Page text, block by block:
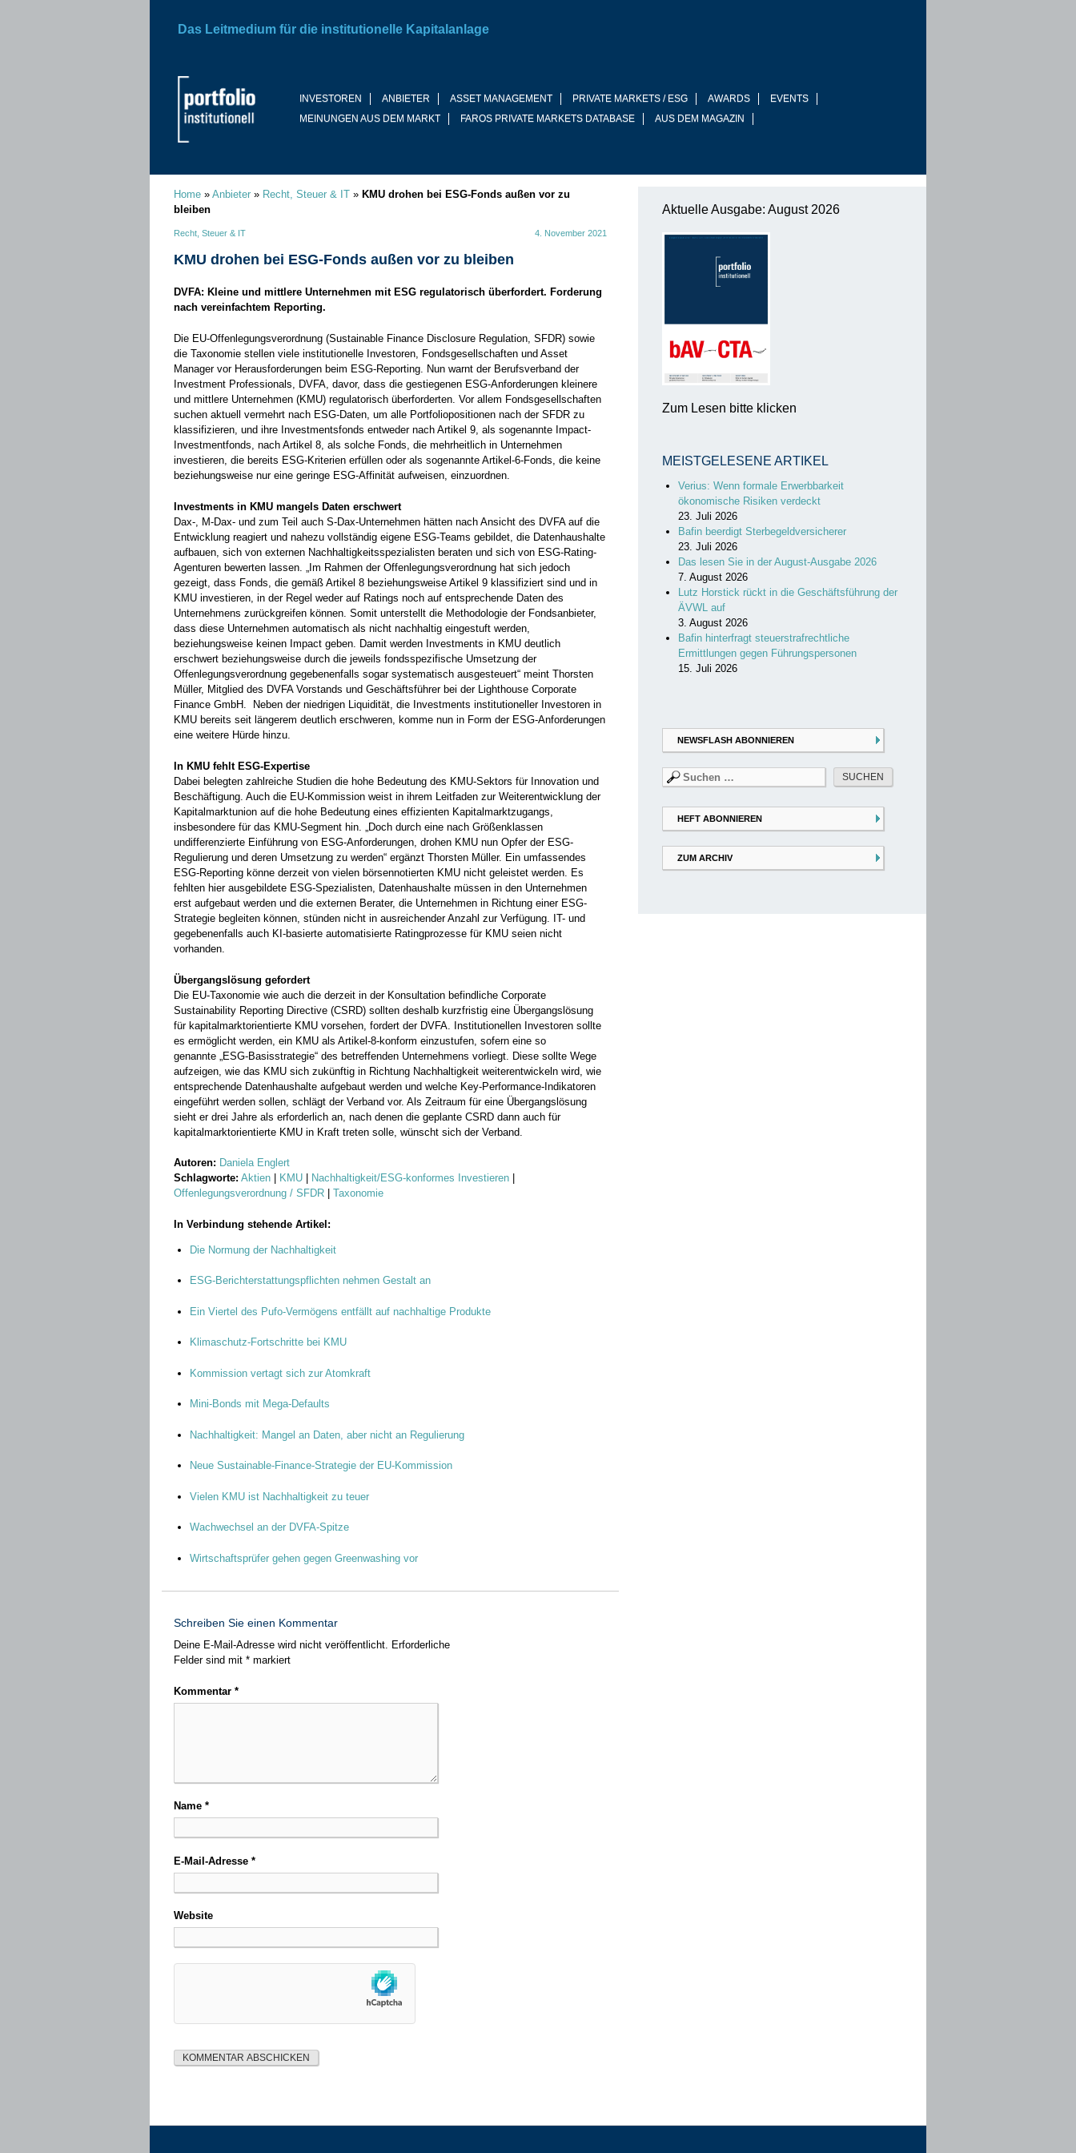
INVESTOREN ANBIETER ASSET MANAGEMENT PRIVATE MARKETS / ESG AWARDS
EVENTS
MEINUNGEN AUS DEM MARKT
FAROS PRIVATE MARKETS DATABASE AUS DEM MAGAZIN
Das Leitmedium für die institutionelle Kapitalanlage
Home » Anbieter » Recht, Steuer & IT » KMU drohen bei ESG-Fonds außen vor zu
bleiben
Recht, Steuer & IT 4. November 2021
KMU drohen bei ESG-Fonds außen vor zu bleiben
DVFA: Kleine und mittlere Unternehmen mit ESG regulatorisch überfordert. Forderung
nach vereinfachtem Reporting.
Die EU-Offenlegungsverordnung (Sustainable Finance Disclosure Regulation, SFDR) sowie
die Taxonomie stellen viele institutionelle Investoren, Fondsgesellschaften und Asset
Manager vor Herausforderungen beim ESG-Reporting. Nun warnt der Berufsverband der
Investment Professionals, DVFA, davor, dass die gestiegenen ESG-Anforderungen kleinere
und mittlere Unternehmen (KMU) regulatorisch überforderten. Vor allem Fondsgesellschaften
suchen aktuell vermehrt nach ESG-Daten, um alle Portfoliopositionen nach der SFDR zu
klassifizieren, und ihre Investmentsfonds entweder nach Artikel 9, als sogenannte Impact-
Investmentfonds, nach Artikel 8, als solche Fonds, die mehrheitlich in Unternehmen
investieren, die bereits ESG-Kriterien erfüllen oder als sogenannte Artikel-6-Fonds, die keine
beziehungsweise nur eine geringe ESG-Affinität aufweisen, einzuordnen.
Investments in KMU mangels Daten erschwert
Dax-, M-Dax- und zum Teil auch S-Dax-Unternehmen hätten nach Ansicht des DVFA auf die
Entwicklung reagiert und nahezu vollständig eigene ESG-Teams gebildet, die Datenhaushalte
aufbauen, sich von externen Nachhaltigkeitsspezialisten beraten und sich von ESG-Rating-
Agenturen bewerten lassen. „Im Rahmen der Offenlegungsverordnung hat sich jedoch
gezeigt, dass Fonds, die gemäß Artikel 8 beziehungsweise Artikel 9 klassifiziert sind und in
KMU investieren, in der Regel weder auf Ratings noch auf entsprechende Daten des
Unternehmens zurückgreifen können. Somit unterstellt die Methodologie der Fondsanbieter,
dass diese Unternehmen automatisch als nicht nachhaltig eingestuft werden,
beziehungsweise keinen Impact geben. Damit werden Investments in KMU deutlich
erschwert beziehungsweise durch die jeweils fondsspezifische Umsetzung der
Offenlegungsverordnung gegebenenfalls sogar systematisch ausgesteuert“ meint Thorsten
Müller, Mitglied des DVFA Vorstands und Geschäftsführer bei der Lighthouse Corporate
Finance GmbH. Neben der niedrigen Liquidität, die Investments institutioneller Investoren in
KMU bereits seit längerem deutlich erschweren, komme nun in Form der ESG-Anforderungen
eine weitere Hürde hinzu.
In KMU fehlt ESG-Expertise
Dabei belegten zahlreiche Studien die hohe Bedeutung des KMU-Sektors für Innovation und
Beschäftigung. Auch die EU-Kommission weist in ihrem Leitfaden zur Weiterentwicklung der
Kapitalmarktunion auf die hohe Bedeutung eines effizienten Kapitalmarktzugangs,
insbesondere für das KMU-Segment hin. „Doch durch eine nach Größenklassen
undifferenzierte Einführung von ESG-Anforderungen, drohen KMU nun Opfer der ESG-
Regulierung und deren Umsetzung zu werden“ ergänzt Thorsten Müller. Ein umfassendes
ESG-Reporting könne derzeit von vielen börsennotierten KMU nicht geleistet werden. Es
fehlten hier ausgebildete ESG-Spezialisten, Datenhaushalte müssen in den Unternehmen
erst aufgebaut werden und die externen Berater, die Unternehmen in Richtung einer ESG-
Strategie begleiten können, stünden nicht in ausreichender Anzahl zur Verfügung. IT- und
gegebenenfalls auch KI-basierte automatisierte Ratingprozesse für KMU seien nicht
vorhanden.
Übergangslösung gefordert
Die EU-Taxonomie wie auch die derzeit in der Konsultation befindliche Corporate
Sustainability Reporting Directive (CSRD) sollten deshalb kurzfristig eine Übergangslösung
für kapitalmarktorientierte KMU vorsehen, fordert der DVFA. Institutionellen Investoren sollte
es ermöglicht werden, ein KMU als Artikel-8-konform einzustufen, sofern eine so
genannte ESG-Basisstrategie“ des betreffenden Unternehmens vorliegt. Diese sollte Wege
aufzeigen, wie das KMU sich zukünftig in Richtung Nachhaltigkeit weiterentwickeln wird, wie
entsprechende Datenhaushalte aufgebaut werden und welche Key-Performance-Indikatoren
eingeführt werden sollen, schlägt der Verband vor. Als Zeitraum für eine Übergangslösung
sieht er drei Jahre als erforderlich an, nach denen die geplante CSRD dann auch für
kapitalmarktorientierte KMU in Kraft treten solle, wünscht sich der Verband.
Autoren: Daniela Englert
Schlagworte: Aktien KMU Nachhaltigkeit/ESG-konformes Investieren
Offenlegungsverordnung / SFDR
Taxonomie
In Verbindung stehende Artikel:
Die Normung der Nachhaltigkeit
ESG-Berichterstattungspflichten nehmen Gestalt an
Ein Viertel des Pufo-Vermögens entfällt auf nachhaltige Produkte
Klimaschutz-Fortschritte bei KMU
Kommission vertagt sich zur Atomkraft
Mini-Bonds mit Mega-Defaults
Nachhaltigkeit: Mangel an Daten, aber nicht an Regulierung
Neue Sustainable-Finance-Strategie der EU-Kommission
Vielen KMU ist Nachhaltigkeit zu teuer
Wachwechsel an der DVFA-Spitze
Wirtschaftsprüfer gehen gegen Greenwashing vor
Schreiben Sie einen Kommentar
Deine E-Mail-Adresse wird nicht veröffentlicht. Erforderliche
Felder sind mit * markiert
Kommentar *
Name *
E-Mail-Adresse *
Website
Aktuelle Ausgabe: August 2026
Zum Lesen bitte klicken
MEISTGELESENE ARTIKEL
Verius: Wenn formale Erwerbbarkeit
ökonomische Risiken verdeckt
23. Juli 2026
Bafin beerdigt Sterbegeldversicherer
23. Juli 2026
Das lesen Sie in der August-Ausgabe 2026
7. August 2026
Lutz Horstick rückt in die Geschäftsführung der
ÄVWL auf
3. August 2026
Bafin hinterfragt steuerstrafrechtliche
Ermittlungen gegen Führungspersonen
15. Juli 2026
NEWSFLASH ABONNIEREN
Suchen
nach:
HEFT ABONNIEREN
ZUM ARCHIV